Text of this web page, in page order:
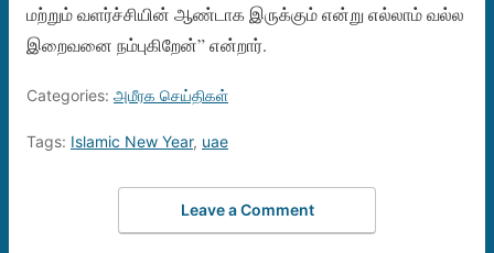
மற்றும் வளர்ச்சியின் ஆண்டாக இருக்கும் என்று எல்லாம் வல்ல
இறைவனை நம்புகிறேன்” என்றார்.
Categories: அமீரக செய்திகள்
Tags: Islamic New Year, uae
Leave a Comment